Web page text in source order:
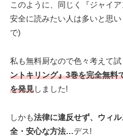
このように、同じく『ジャイ
安全に読みたい人は多いと思
で)
私も無料厨なので色々考えて試
ントキリング』3巻を完全無料
を発見しました!
しかも法律に違反せず、ウィ
全・安心な方法…デス!